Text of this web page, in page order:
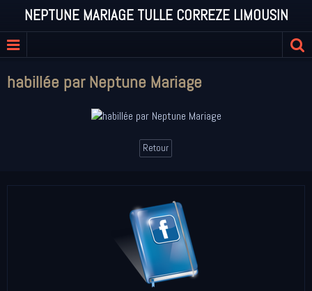
NEPTUNE MARIAGE TULLE CORREZE LIMOUSIN
habillée par Neptune Mariage
Retour